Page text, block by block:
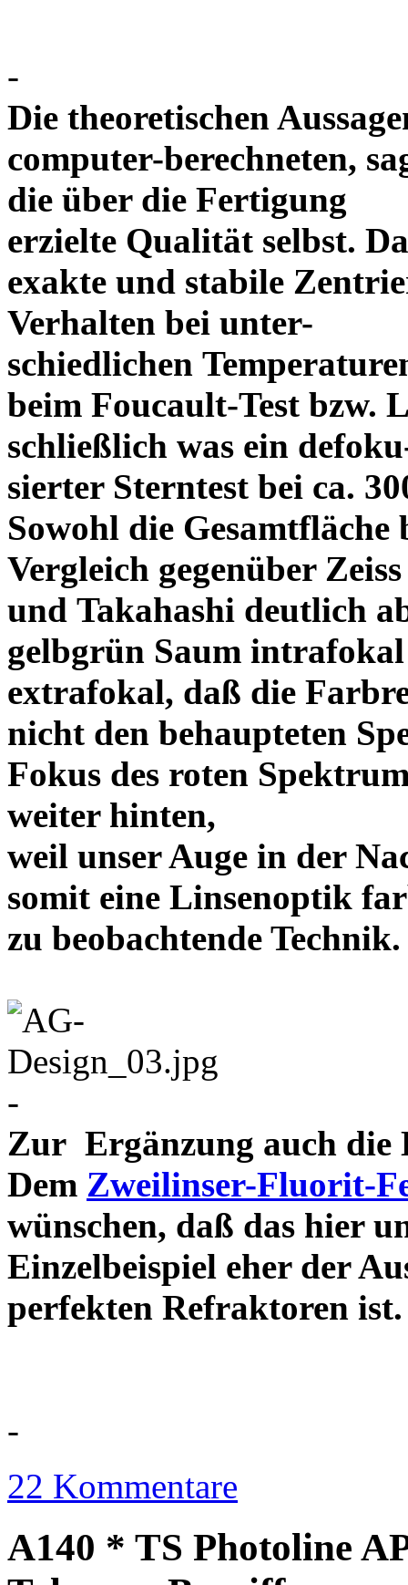
-
Die theoretischen
computer-berechneten,
die über die Fertigung
erzielte Qualität selbst.
exakte und stabile
Verhalten bei unter-
schiedlichen
beim Foucault-Test bzw.
schließlich was ein
sierter Sterntest bei ca.
Sowohl die
Vergleich gegenüber Zeiss
und Takahashi deutlich
gelbgrün Saum
extrafokal, daß die
nicht den behaupteten
Fokus des roten
weiter hinten,
weil unser Auge in der
somit eine Linsenoptik
zu beobachtende
-
Zur Ergänzung auch die
Dem Zweilinser-Fluorit-
wünschen, daß das hier
Einzelbeispiel eher der
perfekten
-
22 Kommentare
A140 * TS Photoline